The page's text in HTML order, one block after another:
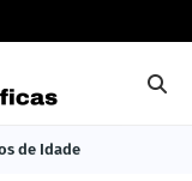
de Idade